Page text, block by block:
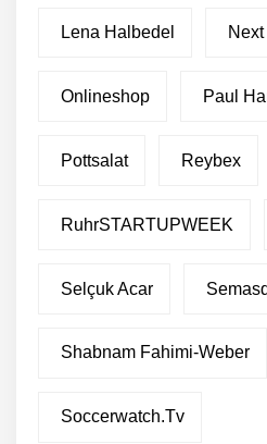
Lena Halbedel
Onlineshop Paul
Pottsalat Reybex
RuhrSTARTUPWEEK
Selçuk Acar
Shabnam Fahimi-Weber
Soccerwatch.tv